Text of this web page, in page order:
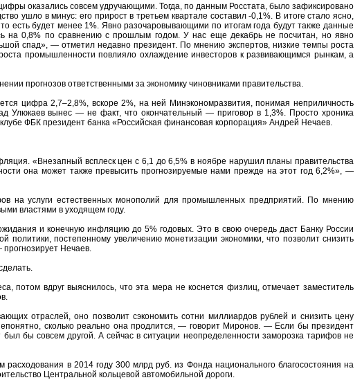
оказались совсем удручающими. Тогда, по данным Росстата, было зафиксировано
ушло в минус: его прирост в третьем квартале составил -0,1%. В итоге стало ясно,
есть будет менее 1%. Явно разочаровывающими по итогам года будут также данные
на 0,8% по сравнению с прошлым годом. У нас еще декабрь не посчитан, но явно
спад», — отметил недавно президент. По мнению экспертов, низкие темпы роста
промышленности повлияло охлаждение инвесторов к развивающимся рынкам, а
прогнозов ответственными за экономику чиновниками правительства.
цифра 2,7–2,8%, вскоре 2%, на ней Минэкономразвития, понимая неприличность
Улюкаев вынес — не факт, что окончательный — приговор в 1,3%. Просто хроника
ФБК президент банка «Российская финансовая корпорация» Андрей Нечаев.
«Внезапный всплеск цен с 6,1 до 6,5% в ноябре нарушил планы правительства
она может также превысить прогнозируемые нами прежде на этот год 6,2%», —
на услуги естественных монополий для промышленных предприятий. По мнению
властями в уходящем году.
и конечную инфляцию до 5% годовых. Это в свою очередь даст Банку России
политики, постепенному увеличению монетизации экономики, что позволит снизить
прогнозирует Нечаев.
вдруг выяснилось, что эта мера не коснется физлиц, отмечает заместитель
отраслей, оно позволит сэкономить сотни миллиардов рублей и снизить цену
сколько реально она продлится, — говорит Миронов. — Если бы президент
бы совсем другой. А сейчас в ситуации неопределенности заморозка тарифов не
в 2014 году 300 млрд руб. из Фонда национального благосостояния на
Центральной кольцевой автомобильной дороги.